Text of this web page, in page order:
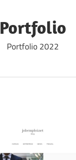
Portfolio
Portfolio 2022